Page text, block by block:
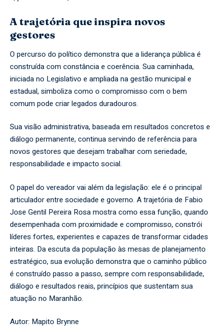
A trajetória que inspira novos
gestores
O percurso do político demonstra que a liderança pública é
construída com constância e coerência. Sua caminhada,
iniciada no Legislativo e ampliada na gestão municipal e
estadual, simboliza como o compromisso com o bem
comum pode criar legados duradouros.
Sua visão administrativa, baseada em resultados concretos e
diálogo permanente, continua servindo de referência para
novos gestores que desejam trabalhar com seriedade,
responsabilidade e impacto social.
O papel do vereador vai além da legislação: ele é o principal
articulador entre sociedade e governo. A trajetória de Fabio
Jose Gentil Pereira Rosa mostra como essa função, quando
desempenhada com proximidade e compromisso, constrói
líderes fortes, experientes e capazes de transformar cidades
inteiras. Da escuta da população às mesas de planejamento
estratégico, sua evolução demonstra que o caminho público
é construído passo a passo, sempre com responsabilidade,
diálogo e resultados reais, princípios que sustentam sua
atuação no Maranhão.
Autor: Mapito Brynne